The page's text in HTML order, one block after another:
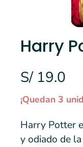
Harry
S/ 19.0
¡Quedan 3
Harry Potter
y odiado de